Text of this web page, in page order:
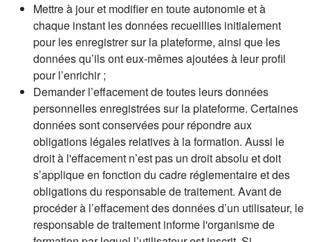
Mettre à jour et modifier en toute autonomie et à
chaque instant les données recueillies initialement
pour les enregistrer sur la plateforme, ainsi que les
données qu’ils ont eux-mêmes ajoutées à leur profil
pour l’enrichir ;
Demander l’effacement de toutes leurs données
personnelles enregistrées sur la plateforme. Certaines
données sont conservées pour répondre aux
obligations légales relatives à la formation. Aussi le
droit à l'effacement n’est pas un droit absolu et doit
s’applique en fonction du cadre réglementaire et des
obligations du responsable de traitement. Avant de
procéder à l’effacement des données d’un utilisateur, le
responsable de traitement informe l'organisme de